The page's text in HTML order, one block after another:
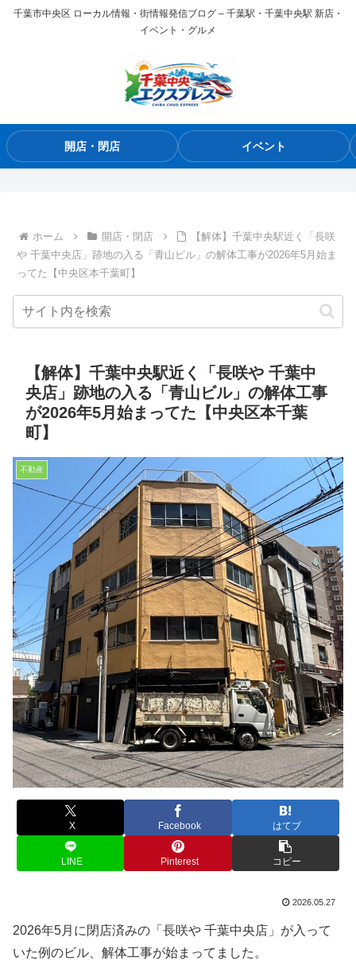
千葉市中央区 ローカル情報・街情報発信ブログ – 千葉駅・千葉中央駅 新店・
イベント・グルメ
開店・閉店 イベント
ホーム 開店・閉店
【解体】千葉中央駅近く「長咲
や 千葉中央店」跡地の入る「青山ビル」の解体工事が2026年5月始ま
ってた【中央区本千葉町】
【解体】千葉中央駅近く「長咲や 千葉中
央店」跡地の入る「青山ビル」の解体工事
が2026年5月始まってた【中央区本千葉
町】
不動産
X Facebook はてブ
LINE Pinterest コピー
2026.05.27
2026年5月に閉店済みの「長咲や 千葉中央店」が入って
いた例のビル、解体工事が始まってました。